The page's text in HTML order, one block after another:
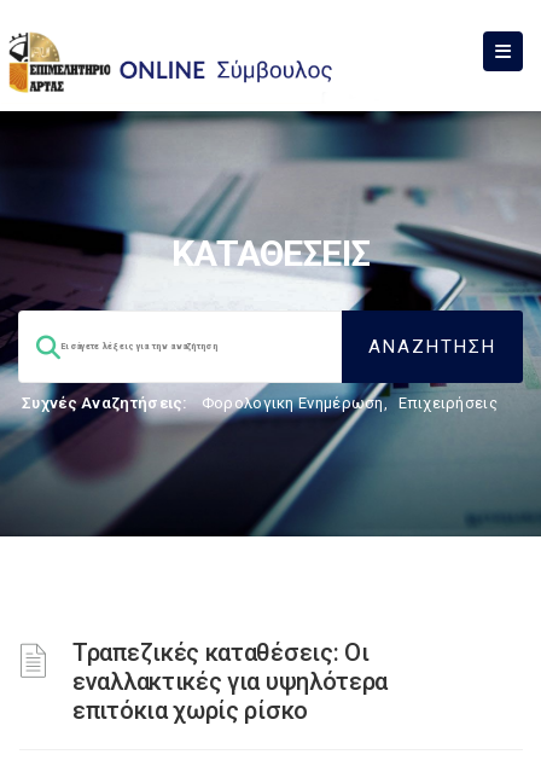
ΚΑΤΑΘΕΣΕΙΣ
Συχνές Αναζητήσεις: Φορολογικη Ενημέρωση, Επιχειρήσεις
Τραπεζικές καταθέσεις: Οι
εναλλακτικές για υψηλότερα
επιτόκια χωρίς ρίσκο